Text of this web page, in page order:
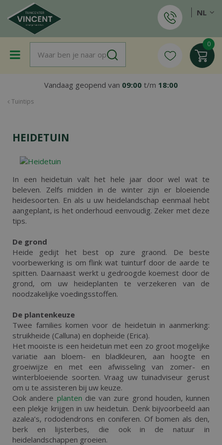
a
Tuintips
Vandaag geopend van 09:00 t/m 18:00
NL
HEIDETUIN
In een heidetuin valt het hele jaar door wel wat te
beleven. Zelfs midden in de winter zijn er bloeiende
heidesoorten. En als u uw heidelandschap eenmaal hebt
aangeplant, is het onderhoud eenvoudig. Zeker met deze
tips.
De grond
Heide gedijt het best op zure graond. De beste
voorbewerking is om flink wat tuinturf door de aarde te
spitten. Daarnaast werkt u gedroogde koemest door de
grond, om uw heideplanten te verzekeren van de
noodzakelijke voedingsstoffen.
De plantenkeuze
Twee families komen voor de heidetuin in aanmerking:
struikheide (Calluna) en dopheide (Erica).
Het mooiste is een heidetuin met een zo groot mogelijke
variatie aan bloem- en bladkleuren, aan hoogte en
groeiwijze en met een afwisseling van zomer- en
winterbloeiende soorten. Vraag uw tuinadviseur gerust
om u te assisteren bij uw keuze.
Ook andere planten die van zure grond houden, kunnen
een plekje krijgen in uw heidetuin. Denk bijvoorbeeld aan
azalea’s, rododendrons en coniferen. Of bomen als den,
berk en lijsterbes, die ook in de natuur in
heidelandschappen groeien.